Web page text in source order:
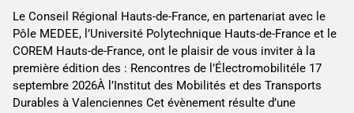
Le Conseil Régional Hauts-de-France, en partenariat avec le
Pôle MEDEE, l’Université Polytechnique Hauts-de-France et le
COREM Hauts-de-France, ont le plaisir de vous inviter à la
première édition des : Rencontres de l’Électromobilitéle 17
septembre 2026À l’Institut des Mobilités et des Transports
Durables à Valenciennes Cet évènement résulte d’une